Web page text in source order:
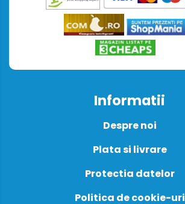
Informatii
Despre noi
Plata si livrare
Protectia datelor
Politica de cookie-uri